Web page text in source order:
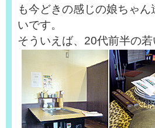
も今どきの感じの娘ちゃ
いです。
そういえば、20代前半の